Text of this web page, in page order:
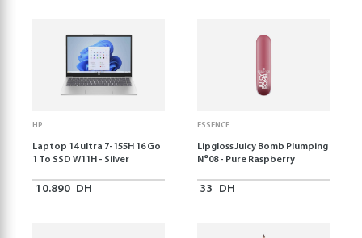
HP
Laptop 14 ultra 7-155H 16 Go
1 To SSD W11H - Silver
10.890 DH
ESSENCE
Lipgloss Juicy Bomb Plumping
N°08 - Pure Raspberry
33 DH